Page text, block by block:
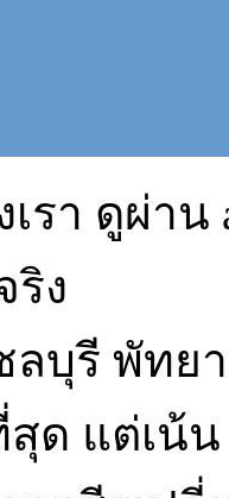
รา ดูผ่าน
ริง
ลบุรี พัทย
ด แต่เน้